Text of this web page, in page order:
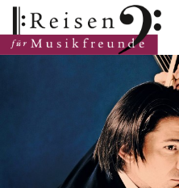
Hauptinhalt Fußzeile